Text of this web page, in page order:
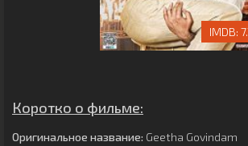
Коротко о фильме:
Оригинальное название: Geetha Govindam